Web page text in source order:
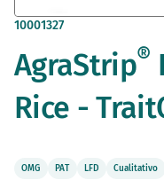
Saltar
comienzo
de
galería
10001327
AgraStrip®
Rice -
OMG PAT LFD Cualitativo